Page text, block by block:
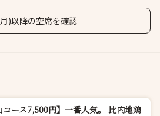
)以降の空席を確認
コース7,500円】一番人気。 比内地鶏